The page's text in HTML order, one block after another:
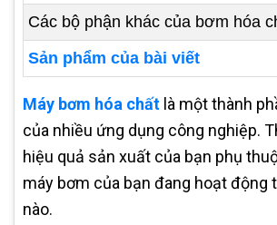
Các bộ phận khác của bơm hóa
Sản phẩm của bài viết
Máy bơm hóa chất là một thành
của nhiều ứng dụng công nghiệp.
hiệu quả sản xuất của bạn phụ
máy bơm của bạn đang hoạt động
nào.